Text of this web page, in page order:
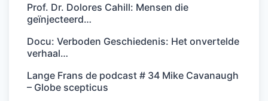
Prof. Dr. Dolores Cahill: Mensen die
geïnjecteerd…
Docu: Verboden Geschiedenis: Het onvertelde
verhaal…
Lange Frans de podcast # 34 Mike Cavanaugh
– Globe scepticus